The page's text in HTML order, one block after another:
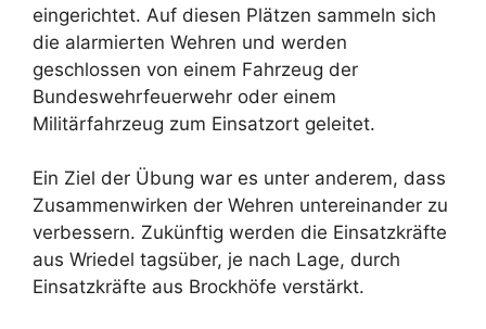
eingerichtet. Auf diesen Plätzen sammeln sich
die alarmierten Wehren und werden
geschlossen von einem Fahrzeug der
Bundeswehrfeuerwehr oder einem
Militärfahrzeug zum Einsatzort geleitet.
Ein Ziel der Übung war es unter anderem, dass
Zusammenwirken der Wehren untereinander zu
verbessern. Zukünftig werden die Einsatzkräfte
aus Wriedel tagsüber, je nach Lage, durch
Einsatzkräfte aus Brockhöfe verstärkt.